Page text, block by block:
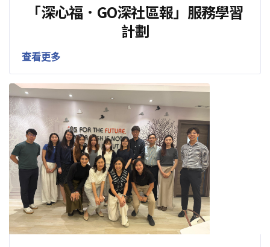
「深心福．GO深社區報」服務學習
計劃
查看更多